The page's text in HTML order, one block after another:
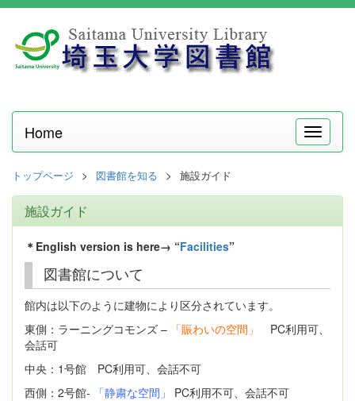
メ
ニ
Home
トップページ 図書館を知る 施設ガイド
施設ガイド
＊English version is here→ “Facilities”
図書館について
館内は以下のように建物により区分されています。
東側：ラーニングコモンズ – 「賑わいの空間」
PC利用可、
会話可
中央：1号館 PC利用可、会話不可
西側：2号館-
「静粛な空間」 PC利用不可、会話不可